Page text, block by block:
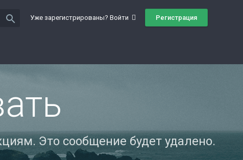
Уже зарегистрированы? Войти Регистрация
search
Это сообщение будет удалено.